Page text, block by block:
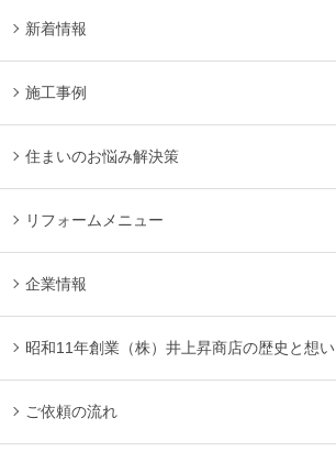
新着情報
施工事例
住まいのお悩み解決策
リフォームメニュー
企業情報
昭和11年創業（株）井上昇商店の歴史と想い
ご依頼の流れ